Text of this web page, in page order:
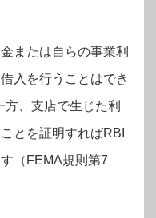
または自らの事業利
入を行うことはでき
、支店で生じた利
とを証明すればRBI
（FEMA規則第7